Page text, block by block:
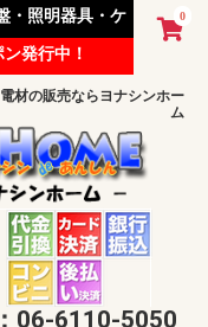
0
・照明器具・ケ
います。
発行中！
材の販売ならヨナシンホー
ム
06-6110-5050